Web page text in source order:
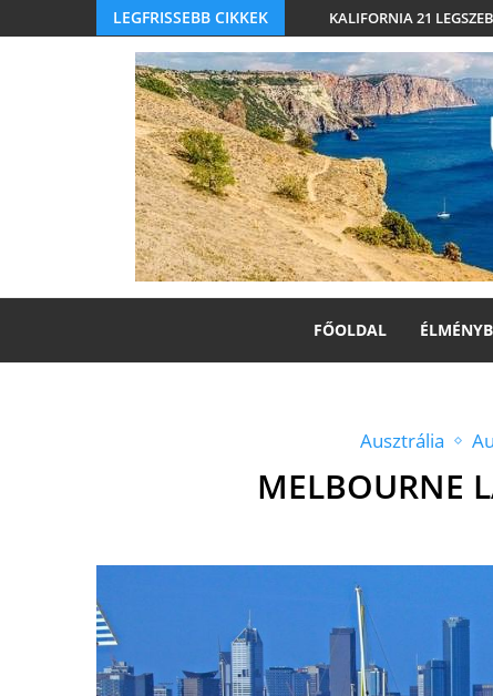
LEGFRISSEBB CIKKEK KALIFORNIA 21
FŐOLDAL
Ausztrália
MELBOURNE